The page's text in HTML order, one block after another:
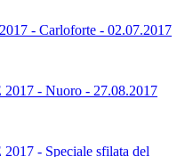
- Carloforte - 02.07.2017
- Nuoro - 27.08.2017
- Speciale sfilata del